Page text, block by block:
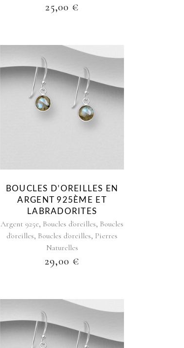
25,00 €
BOUCLES D’OREILLES EN
ARGENT 925ÈME ET
LABRADORITES
Argent 925e, Boucles d'oreilles, Boucles
d'oreilles, Boucles d'oreilles, Pierres
Naturelles
29,00 €